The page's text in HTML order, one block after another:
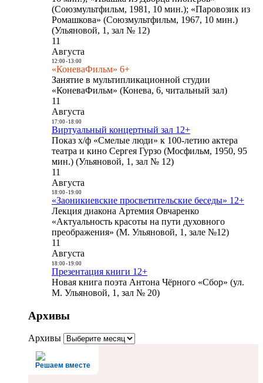
(Союзмультфильм, 1981, 10 мин.); «Паровозик из
Ромашкова» (Союзмультфильм, 1967, 10 мин.)
(Ульяновой, 1, зал № 12)
11
Августа
12:00- 13:00
«КоневаФильм» 6+
Занятие в мультипликационной студии
«КоневаФильм» (Конева, 6, читальный зал)
11
Августа
17:00- 18:00
Виртуальный концертный зал 12+
Показ х/ф «Смелые люди» к 100-летию актера
театра и кино Сергея Гурзо (Мосфильм, 1950, 95
мин.) (Ульяновой, 1, зал № 12)
11
Августа
18:00- 19:00
«Заоникиевские просветительские беседы» 12+
Лекция диакона Артемия Овчаренко
«Актуальность красоты на пути духовного
преображения» (М. Ульяновой, 1, зале №12)
11
Августа
18:00- 19:00
Презентация книги 12+
Новая книга поэта Антона Чёрного «Сбор» (ул.
М. Ульяновой, 1, зал № 20)
Архивы
Архивы
Решаем вместе